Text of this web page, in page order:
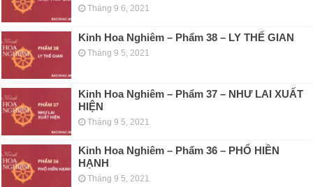
Tháng 9 6, 2021
Kinh Hoa Nghiêm – Phẩm 38 – LY THẾ GIAN
Tháng 9 5, 2021
Kinh Hoa Nghiêm – Phẩm 37 – NHƯ LAI XUẤT
HIỆN
Tháng 9 5, 2021
Kinh Hoa Nghiêm – Phẩm 36 – PHỔ HIỀN
HẠNH
Tháng 9 5, 2021